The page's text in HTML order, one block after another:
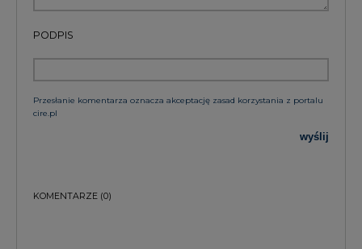
PODPIS
Przesłanie komentarza oznacza akceptację zasad korzystania z portalu
cire.pl
wyślij
KOMENTARZE (0)